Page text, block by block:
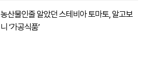
농산물인줄 알았던 스테비아 토마토, 알고보
니 ‘가공식품’